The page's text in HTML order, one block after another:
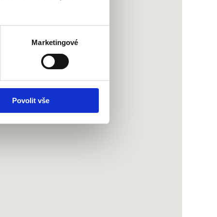
Marketingové
Povolit vše